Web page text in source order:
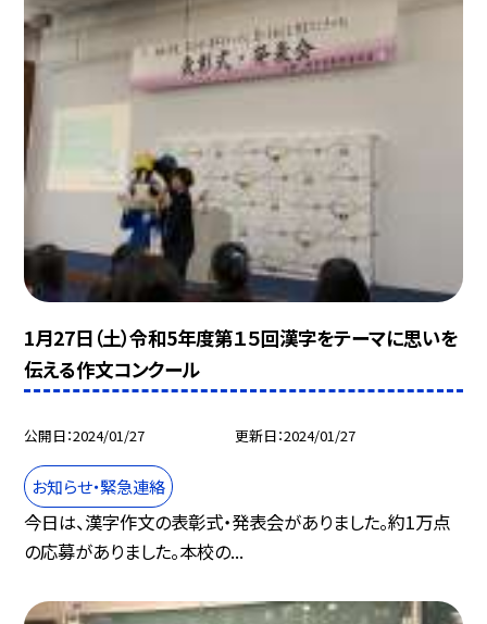
1月27日（土）令和5年度第１５回漢字をテーマに思いを
伝える作文コンクール
公開日 2024/01/27 更新日 2024/01/27
お知らせ・緊急連絡
今日は、漢字作文の表彰式・発表会がありました。約1万点
の応募がありました。本校の...